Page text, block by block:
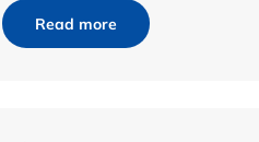
Read more